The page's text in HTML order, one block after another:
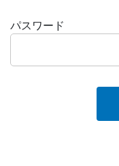
パスワード